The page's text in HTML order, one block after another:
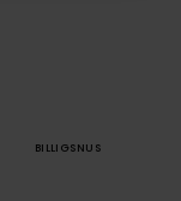
BILLIGSNUS